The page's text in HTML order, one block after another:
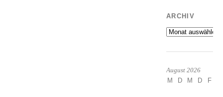
ARCHIV
Archiv
August 2026
M D M D F